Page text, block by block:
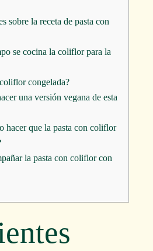
sobre la receta de pasta con
se cocina la coliflor para la
congelada?
una versión vegana de esta
hacer que la pasta con coliflor
la pasta con coliflor con